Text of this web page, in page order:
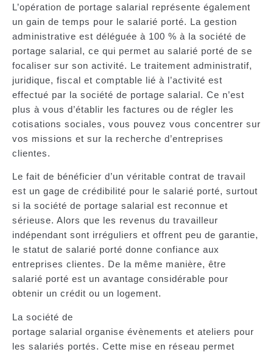
L’opération de portage salarial représente également
un gain de temps pour le salarié porté. La gestion
administrative est déléguée à 100 % à la société de
portage salarial, ce qui permet au salarié porté de se
focaliser sur son activité. Le traitement administratif,
juridique, fiscal et comptable lié à l’activité est
effectué par la société de portage salarial. Ce n’est
plus à vous d’établir les factures ou de régler les
cotisations sociales, vous pouvez vous concentrer sur
vos missions et sur la recherche d’entreprises
clientes.
Le fait de bénéficier d’un véritable contrat de travail
est un gage de crédibilité pour le salarié porté, surtout
si la société de portage salarial est reconnue et
sérieuse. Alors que les revenus du travailleur
indépendant sont irréguliers et offrent peu de garantie,
le statut de salarié porté donne confiance aux
entreprises clientes. De la même manière, être
salarié porté est un avantage considérable pour
obtenir un crédit ou un logement.
La société de
portage salarial organise évènements et ateliers pour
les salariés portés. Cette mise en réseau permet